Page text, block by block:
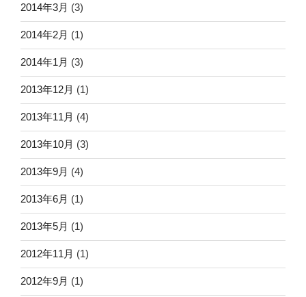
2014年3月 (3)
2014年2月 (1)
2014年1月 (3)
2013年12月 (1)
2013年11月 (4)
2013年10月 (3)
2013年9月 (4)
2013年6月 (1)
2013年5月 (1)
2012年11月 (1)
2012年9月 (1)